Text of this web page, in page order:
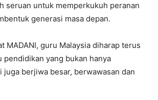
seruan untuk memperkukuh peranan
generasi masa depan.
MADANI, guru Malaysia diharap terus
pendidikan yang bukan hanya
juga berjiwa besar, berwawasan dan